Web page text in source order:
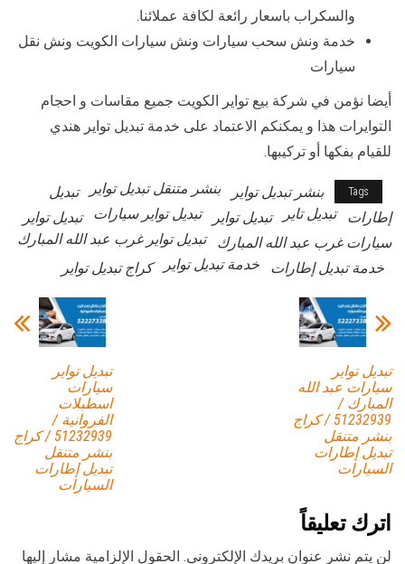
والسكراب باسعار رائعة لكافة عملائنا.
خدمة ونش سحب سيارات ونش سيارات الكويت ونش نقل
سيارات
أيضا نؤمن في شركة بيع تواير الكويت جميع مقاسات و احجام
التوايرات هذا و يمكنكم الاعتماد على خدمة تبديل تواير هندي
للقيام بفكها أو تركيبها.
Tags بنشر تبديل تواير بنشر متنقل تبديل تواير
تبديل
إطارات
تبديل تاير تبديل تواير تبديل تواير سيارات
تبديل تواير
سيارات غرب عبد الله المبارك
تبديل تواير غرب عبد الله المبارك
خدمة تبديل إطارات
خدمة تبديل تواير كراج تبديل تواير
تبديل تواير
سيارات
اسطبلات
الفروانية /
51232939‬ / كراج
بنشر متنقل
تبديل إطارات
السيارات
تبديل تواير
سيارات عبد الله
المبارك /
51232939‬ / كراج
بنشر متنقل
تبديل إطارات
السيارات
اترك تعليقاً
لن يتم نشر عنوان بريدك الإلكتروني. الحقول الإلزامية مشار إليها